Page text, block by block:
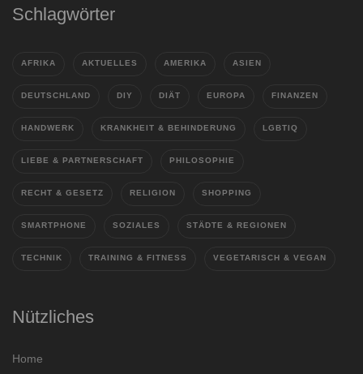
Schlagwörter
AFRIKA AKTUELLES AMERIKA ASIEN
DEUTSCHLAND DIY DIÄT EUROPA FINANZEN
HANDWERK KRANKHEIT & BEHINDERUNG LGBTIQ
LIEBE & PARTNERSCHAFT PHILOSOPHIE
RECHT & GESETZ RELIGION SHOPPING
SMARTPHONE SOZIALES STÄDTE & REGIONEN
TECHNIK TRAINING & FITNESS VEGETARISCH & VEGAN
Nützliches
Home